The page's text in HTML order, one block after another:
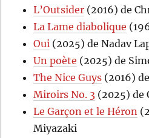
L’Outsider (2016) de
La Lame diabolique
Oui (2025) de Nadav
Un poète (2025) de
The Nice Guys (2016)
Miroirs No. 3 (2025) de
Le Garçon et le Héron
Miyazaki